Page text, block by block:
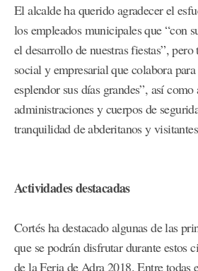
El alcalde ha querido agradecer el
los empleados municipales que “con
el desarrollo de nuestras fiestas”,
social y empresarial que colabora
esplendor sus días grandes”, así como
administraciones y cuerpos de
tranquilidad de abderitanos y
Actividades destacadas
Cortés ha destacado algunas de las
que se podrán disfrutar durante estos
de la Feria de Adra 2018. Entre todas